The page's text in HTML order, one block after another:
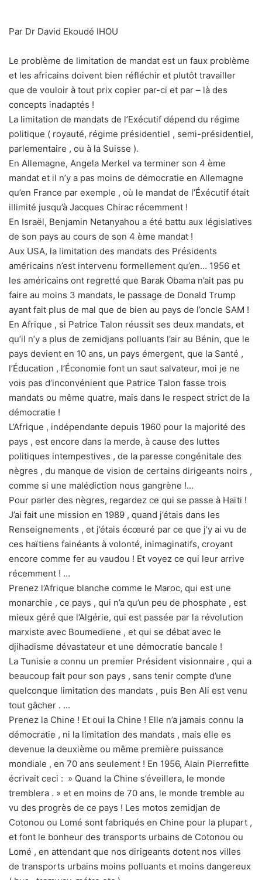
Par Dr David Ekoudé IHOU
Le problème de limitation de mandat est un faux problème
et les africains doivent bien réfléchir et plutôt travailler
que de vouloir à tout prix copier par-ci et par – là des
concepts inadaptés !
La limitation de mandats de l’Exécutif dépend du régime
politique ( royauté, régime présidentiel , semi-présidentiel,
parlementaire , ou à la Suisse ).
En Allemagne, Angela Merkel va terminer son 4 ème
mandat et il n’y a pas moins de démocratie en Allemagne
qu’en France par exemple , où le mandat de l’Éxécutif était
illimité jusqu’à Jacques Chirac récemment !
En Israël, Benjamin Netanyahou a été battu aux législatives
de son pays au cours de son 4 ème mandat !
Aux USA, la limitation des mandats des Présidents
américains n’est intervenu formellement qu’en… 1956 et
les américains ont regretté que Barak Obama n’ait pas pu
faire au moins 3 mandats, le passage de Donald Trump
ayant fait plus de mal que de bien au pays de l’oncle SAM !
En Afrique , si Patrice Talon réussit ses deux mandats, et
qu’il n’y a plus de zemidjans polluants l’air au Bénin, que le
pays devient en 10 ans, un pays émergent, que la Santé ,
l’Éducation , l’Économie font un saut salvateur, moi je ne
vois pas d’inconvénient que Patrice Talon fasse trois
mandats ou même quatre, mais dans le respect strict de la
démocratie !
L’Afrique , indépendante depuis 1960 pour la majorité des
pays , est encore dans la merde, à cause des luttes
politiques intempestives , de la paresse congénitale des
nègres , du manque de vision de certains dirigeants noirs ,
comme si une malédiction nous gangrène !…
Pour parler des nègres, regardez ce qui se passe à Haïti !
J’ai fait une mission en 1989 , quand j’étais dans les
Renseignements , et j’étais écœuré par ce que j’y ai vu de
ces haïtiens fainéants à volonté, inimaginatifs, croyant
encore comme fer au vaudou ! Et voyez ce qui leur arrive
récemment ! …
Prenez l’Afrique blanche comme le Maroc, qui est une
monarchie , ce pays , qui n’a qu’un peu de phosphate , est
mieux géré que l’Algérie, qui est passée par la révolution
marxiste avec Boumediene , et qui se débat avec le
djihadisme dévastateur et une démocratie bancale !
La Tunisie a connu un premier Président visionnaire , qui a
beaucoup fait pour son pays , sans tenir compte d’une
quelconque limitation des mandats , puis Ben Ali est venu
tout gâcher . …
Prenez la Chine ! Et oui la Chine ! Elle n’a jamais connu la
démocratie , ni la limitation des mandats , mais elle es
devenue la deuxième ou même première puissance
mondiale , en 70 ans seulement ! En 1956, Alain Pierrefitte
écrivait ceci : » Quand la Chine s’éveillera, le monde
tremblera . » et en moins de 70 ans, le monde tremble au
vu des progrès de ce pays ! Les motos zemidjan de
Cotonou ou Lomé sont fabriqués en Chine pour la plupart ,
et font le bonheur des transports urbains de Cotonou ou
Lomé , en attendant que nos dirigeants dotent nos villes
de transports urbains moins polluants et moins dangereux